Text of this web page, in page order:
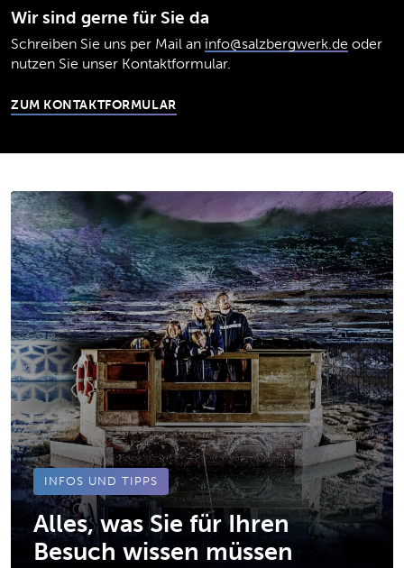
Wir sind gerne für Sie da
Schreiben Sie uns per Mail an info@salzbergwerk.de oder
nutzen Sie unser Kontaktformular.
ZUM KONTAKTFORMULAR
INFOS UND TIPPS
Alles, was Sie für Ihren
Besuch wissen müssen